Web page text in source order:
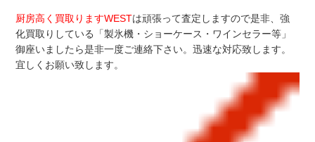
厨房高く買取りますWESTは頑張って査定しますので是非、強
化買取りしている「製氷機・ショーケース・ワインセラー等」
御座いましたら是非一度ご連絡下さい。迅速な対応致します。
宜しくお願い致します。